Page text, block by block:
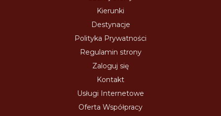
Kierunki
Destynacje
Polityka Prywatności
Regulamin strony
Zaloguj się
Kontakt
Usługi Internetowe
Oferta Współpracy